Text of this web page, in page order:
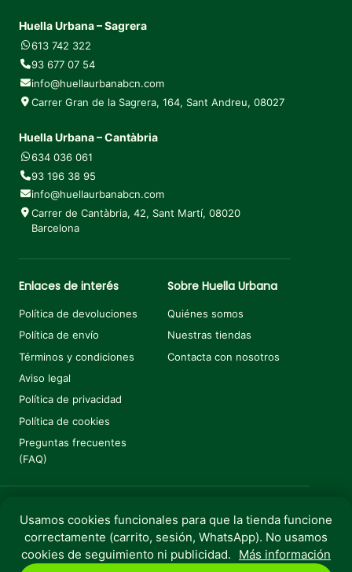
Huella Urbana – Sagrera
613 742 322
93 677 07 54
info@huellaurbanabcn.com
Carrer Gran de la Sagrera, 164, Sant Andreu, 08027
Huella Urbana – Cantàbria
634 036 061
93 196 38 95
info@huellaurbanabcn.com
Carrer de Cantàbria, 42, Sant Martí, 08020
Barcelona
Enlaces de interés
Política de devoluciones
Política de envío
Términos y condiciones
Aviso legal
Política de privacidad
Política de cookies
Preguntas frecuentes
(FAQ)
Sobre Huella Urbana
Quiénes somos
Nuestras tiendas
Contacta con nosotros
Copyright © 2025 Huella Urbana. Todos los derechos
reservados.
Usamos cookies funcionales para que la tienda funcione
correctamente (carrito, sesión, WhatsApp). No usamos
cookies de seguimiento ni publicidad.
Más información
€3,99 Añadir al carrito